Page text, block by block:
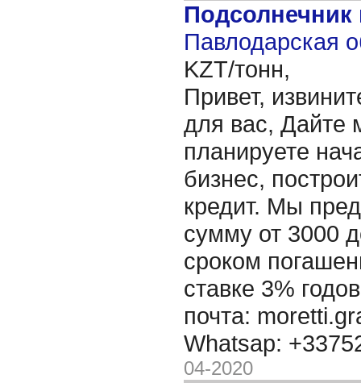
Павлодарская
KZT/тонн,
Привет,
для вас, Дайте
планируете
бизнес,
кредит. Мы
сумму от 3000
сроком
ставке 3%
почта:
Whatsap:
04-2020